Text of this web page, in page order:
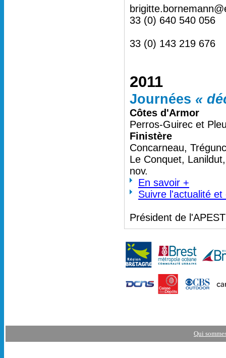
33 (0) 640 540 056
33 (0) 143 219 676
2011
Journées «
Côtes d'Armor
Perros-Guirec et
Finistère
Concarneau,
Le Conquet,
nov.
En savoir +
Suivre l'actualité
Président de
Qui